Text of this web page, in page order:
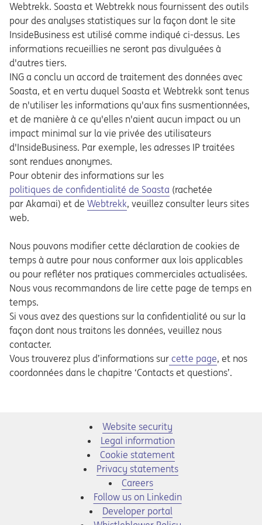
Webtrekk. Soasta et Webtrekk nous fournissent des outils
pour des analyses statistiques sur la façon dont le site
InsideBusiness est utilisé comme indiqué ci-dessus. Les
informations recueillies ne seront pas divulguées à
d'autres tiers.
ING a conclu un accord de traitement des données avec
Soasta, et en vertu duquel Soasta et Webtrekk sont tenus
de n'utiliser les informations qu'aux fins susmentionnées,
et de manière à ce qu'elles n'aient aucun impact ou un
impact minimal sur la vie privée des utilisateurs
d'InsideBusiness. Par exemple, les adresses IP traitées
sont rendues anonymes.
Pour obtenir des informations sur les
Opens in a new tab
politiques de confidentialité de Soasta (rachetée
par Akamai) et de Opens in a new tab
Webtrekk, veuillez consulter leurs sites
web.
Nous pouvons modifier cette déclaration de cookies de
temps à autre pour nous conformer aux lois applicables
ou pour refléter nos pratiques commerciales actualisées.
Nous vous recommandons de lire cette page de temps en
temps.
Si vous avez des questions sur la confidentialité ou sur la
façon dont nous traitons les données, veuillez nous
contacter.
Vous trouverez plus d’informations sur Opens in a new tab
cette page, et nos
coordonnées dans le chapitre ‘Contacts et questions’.
Website security
Legal information
Cookie statement
Privacy statements
Opens in a new tab
Careers
Opens in a new tab
Follow us on Linkedin
Opens in a new tab
Developer portal